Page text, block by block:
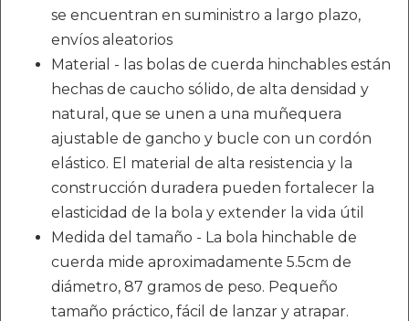
se encuentran en suministro a largo plazo,
envíos aleatorios
Material - las bolas de cuerda hinchables están
hechas de caucho sólido, de alta densidad y
natural, que se unen a una muñequera
ajustable de gancho y bucle con un cordón
elástico. El material de alta resistencia y la
construcción duradera pueden fortalecer la
elasticidad de la bola y extender la vida útil
Medida del tamaño - La bola hinchable de
cuerda mide aproximadamente 5.5cm de
diámetro, 87 gramos de peso. Pequeño
tamaño práctico, fácil de lanzar y atrapar.